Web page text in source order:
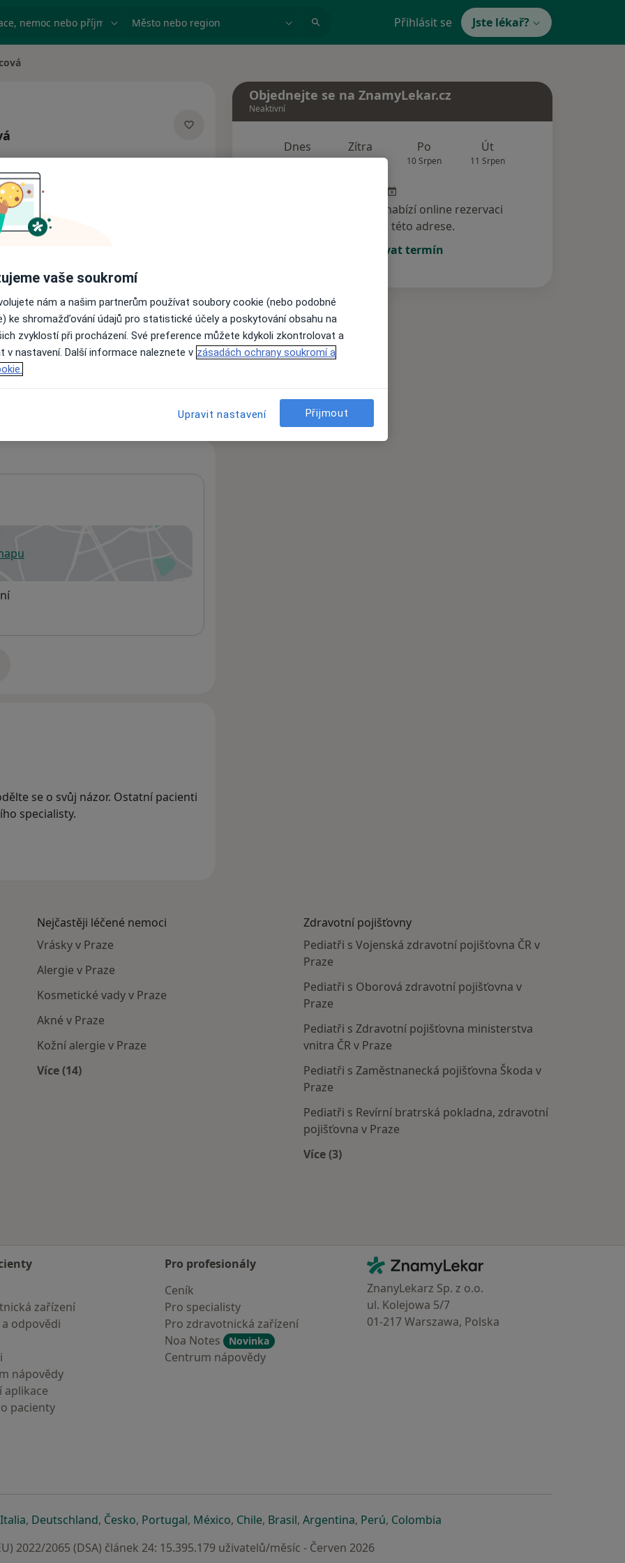
nemoc nebo příjmení Město nebo region Přihlásit se Jste lékař?
Rezervovat termín
Názory pacientů
nejsou k dispozici
informace o svých službách.
v nové záložce
se o svůj názor. Ostatní pacienti
specialisty.
Objednejte se na ZnamyLekar.cz
Neaktivní
Dnes
8 Srpen
Zítra
9 Srpen
Po
10 Srpen
Út
11 Srpen
Tento specialista nenabízí online rezervaci
termínu na této adrese.
Rezervovat termín
Nejčastěji léčené nemoci
Vrásky v Praze
Alergie v Praze
Kosmetické vady v Praze
Akné v Praze
Kožní alergie v Praze
Více (14)
Zdravotní pojišťovny
Pediatři s Vojenská zdravotní pojišťovna ČR v
Praze
Pediatři s Oborová zdravotní pojišťovna v
Praze
Pediatři s Zdravotní pojišťovna ministerstva
vnitra ČR v Praze
Pediatři s Zaměstnanecká pojišťovna Škoda v
Praze
Pediatři s Revírní bratrská pokladna, zdravotní
pojišťovna v Praze
Více (3)
zařízení
odpovědi
nápovědy
aplikace
pacienty
Pro profesionály
Ceník
Pro specialisty
Pro zdravotnická zařízení
Noa Notes
Novinka
Centrum nápovědy
Kontakt
ZnamyLekar - Hlavní stránka
ZnanyLekarz Sp. z o.o.
ul. Kolejowa 5/7
01-217 Warszawa, Polska
nové záložce
otevře v nové záložce
Italiase otevře v nové záložce
, Deutschlandse otevře v nové záložce
, Českose otevře v nové záložce
, Portugalse otevře v nové záložce
, Méxicose otevře v nové záložce
, Chilese otevře v nové záložce
, Brasilse otevře v nové záložce
, Argentinase otevře v nové záložce
, Perúse otevře v nové záložce
, Colombiase otevře v nové záložce
2022/2065 (DSA) článek 24: 15.395.179 uživatelů/měsíc - Červen 2026
vaše soukromí
nám a našim partnerům používat soubory cookie (nebo podobné
ke shromažďování údajů pro statistické účely a poskytování obsahu na
zvyklostí při procházení. Své preference můžete kdykoli zkontrolovat a
v nastavení. Další informace naleznete v zásadách ochrany soukromí a
Upravit nastavení Přijmout